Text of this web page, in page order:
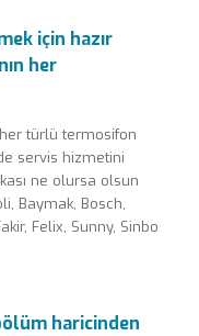
için hazır
her
türlü termosifon
servis hizmetini
ne olursa olsun
Baymak, Bosch,
Felix, Sunny, Sinbo
haricinden